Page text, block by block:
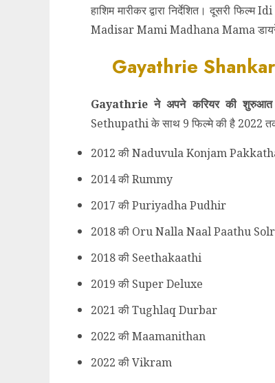
हाशिम मारीकर द्वारा निर्देशित। दूसरी फिल्म
Madisar Mami Madhana Mama
Gayathrie
Gayathrie ने अपने करियर की शुरुआत
Sethupathi के साथ 9 फिल्मे की है 2022
2012 की Naduvula Konjam
2014 की Rummy
2017 की Puriyadha Pudhir
2018 की Oru Nalla Naal Paathu
2018 की Seethakaathi
2019 की Super Deluxe
2021 की Tughlaq Durbar
2022 की Maamanithan
2022 की Vikram